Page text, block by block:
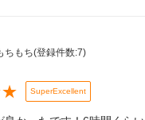
ちもち(登録件数:7)
★ SuperExcellent